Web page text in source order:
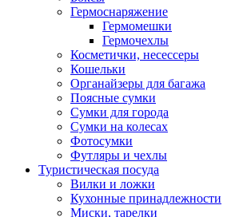
Гермоснаряжение
Гермомешки
Гермочехлы
Косметички, несессеры
Кошельки
Органайзеры для багажа
Поясные сумки
Сумки для города
Сумки на колесах
Фотосумки
Футляры и чехлы
Туристическая посуда
Вилки и ложки
Кухонные принадлежности
Миски, тарелки